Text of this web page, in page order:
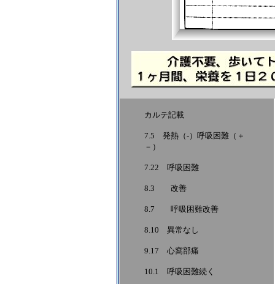
カルテ記載
7.5 発熱（-）呼吸困難（＋
－）
7.22 呼吸困難
8.3 改善
8.7 呼吸困難改善
8.10 異常なし
9.17 心窩部痛
10.1 呼吸困難続く